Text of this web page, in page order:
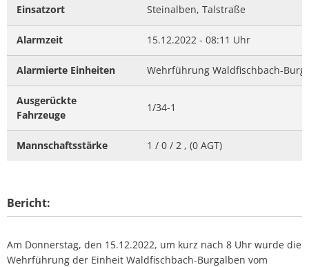
Einsatzort Steinalben, Talstraße
Alarmzeit 15.12.2022 - 08:11 Uhr
Alarmierte Einheiten Wehrführung Waldfischbach-
Ausgerückte
Fahrzeuge
1/34-1
Mannschaftsstärke 1 / 0 / 2 , (0 AGT)
Bericht:
Am Donnerstag, den 15.12.2022, um kurz nach 8 Uhr wurde die
Wehrführung der Einheit Waldfischbach-Burgalben vom